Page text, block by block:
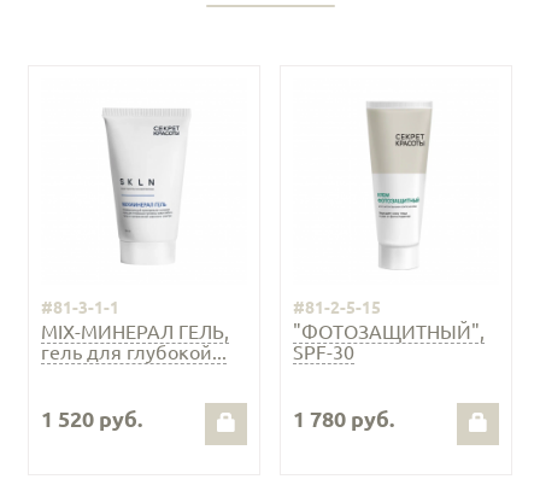
#81-3-1-1
MIX-МИНЕРАЛ ГЕЛЬ,
гель для глубокой...
1 520 руб.
#81-2-5-15
"ФОТОЗАЩИТНЫЙ",
SPF-30
1 780 руб.